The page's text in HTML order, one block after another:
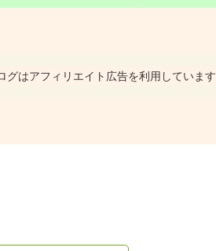
グはアフィリエイト広告を利用しています